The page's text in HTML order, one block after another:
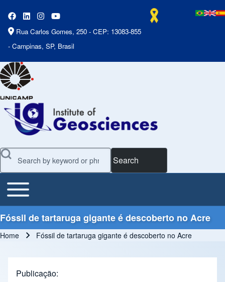
Rua Carlos Gomes, 250 - CEP: 13083-855
- Campinas, SP, Brasil
Search
Main Menu
Toggle main menu
Fóssil de tartaruga gigante é descoberto no Acre
Home Fóssil de tartaruga gigante é descoberto no Acre
Publicação